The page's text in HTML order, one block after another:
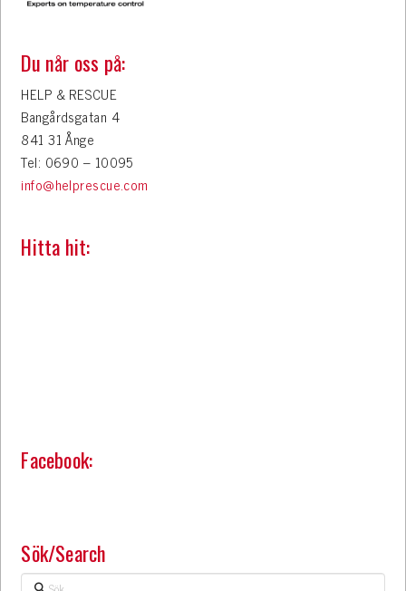
Du når oss på:
HELP & RESCUE
Bangårdsgatan 4
841 31 Ånge
Tel: 0690 – 10095
info@helprescue.com
Hitta hit:
Facebook:
Sök/Search
Sök